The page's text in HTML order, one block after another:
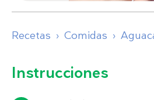
Recetas Comidas
Instrucciones